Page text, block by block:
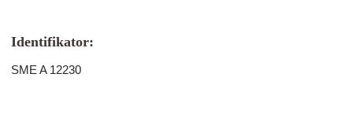
Identifikator:
SME A 12230